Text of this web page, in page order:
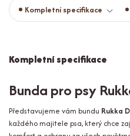
Kompletní specifikace
Kompletní specifikace
Bunda pro psy
Představujeme vám bundu Rukka
každého majitele psa, který chce